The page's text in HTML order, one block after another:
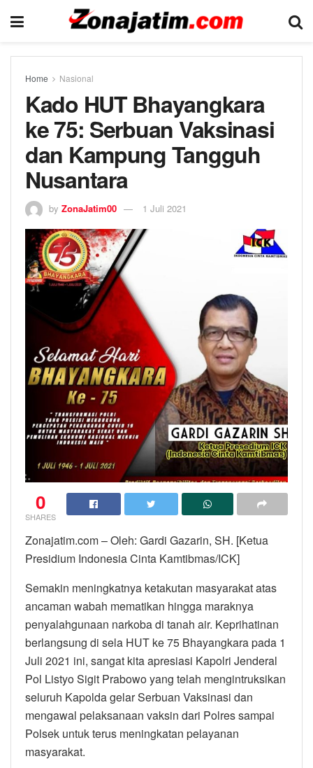
Home Nasional
Kado HUT Bhayangkara
ke 75: Serbuan Vaksinasi
dan Kampung Tangguh
Nusantara
by ZonaJatim00 1 Juli 2021
0
SHARES
Zonajatim.com – Oleh: Gardi Gazarin, SH. [Ketua
Presidium Indonesia Cinta Kamtibmas/ICK]
Semakin meningkatnya ketakutan masyarakat atas
ancaman wabah mematikan hingga maraknya
penyalahgunaan narkoba di tanah air. Keprihatinan
berlangsung di sela HUT ke 75 Bhayangkara pada 1
Juli 2021 ini, sangat kita apresiasi Kapolri Jenderal
Pol Listyo Sigit Prabowo yang telah mengintruksikan
seluruh Kapolda gelar Serbuan Vaksinasi dan
mengawal pelaksanaan vaksin dari Polres sampai
Polsek untuk terus meningkatan pelayanan
masyarakat.